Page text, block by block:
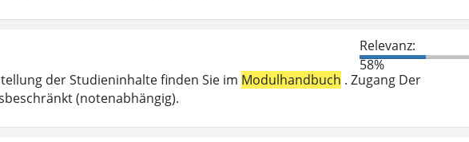
Relevanz:
58%
der Studieninhalte finden Sie im Modulhandbuch . Zugang Der
(notenabhängig).